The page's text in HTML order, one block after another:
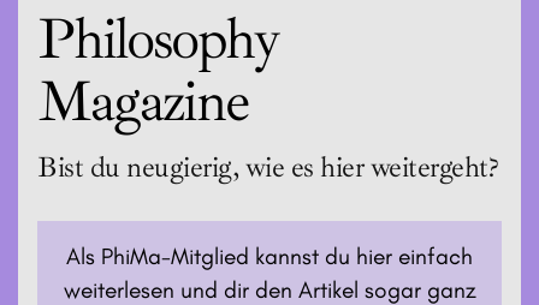
Philosophy
Magazine
Bist du neugierig, wie es hier weitergeht?
Als PhiMa-Mitglied kannst du hier einfach
weiterlesen und dir den Artikel sogar ganz